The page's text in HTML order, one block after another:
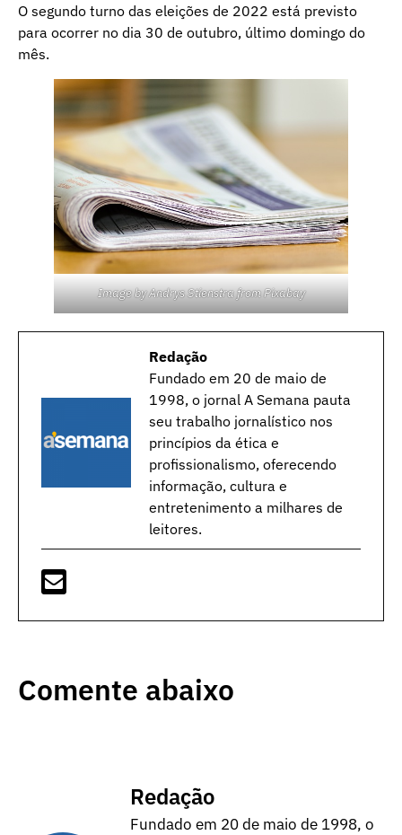
O segundo turno das eleições de 2022 está previsto
para ocorrer no dia 30 de outubro, último domingo do
mês.
Image byAndrys StienstrafromPixabay
Redação
Fundado em 20 de maio de
1998, o jornal A Semana pauta
seu trabalho jornalístico nos
princípios da ética e
profissionalismo, oferecendo
informação, cultura e
entretenimento a milhares de
leitores.
Comente abaixo
Redação
Fundado em 20 de maio de 1998, o